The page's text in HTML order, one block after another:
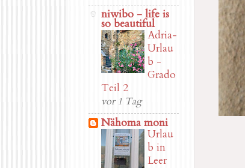
niwibo - life is
so beautiful
Adria-
Urlau
b -
Grado
Teil 2
vor 1 Tag
Nähoma moni
Urlau
b in
Leer